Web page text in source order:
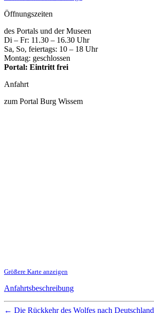
Öffnungszeiten
des Portals und der Museen
Di – Fr: 11.30 – 16.30 Uhr
Sa, So, feiertags: 10 – 18 Uhr
Montag: geschlossen
Portal: Eintritt frei
Anfahrt
zum Portal Burg Wissem
Größere Karte anzeigen
Anfahrtsbeschreibung
← Die Rückkehr des Wolfes nach Deutschland